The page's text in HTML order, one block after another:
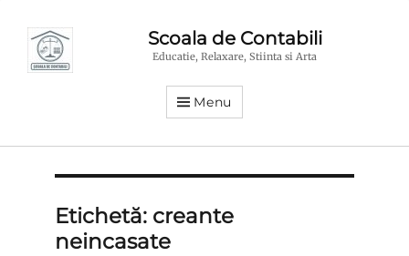
Scoala de Contabili
Educatie, Relaxare, Stiinta si Arta
Menu
Etichetă: creante
neincasate